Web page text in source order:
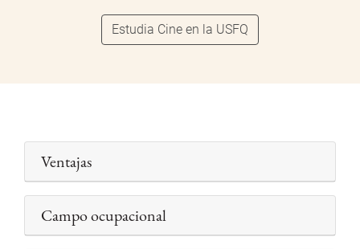
Estudia Cine en la USFQ
Ventajas
Campo ocupacional